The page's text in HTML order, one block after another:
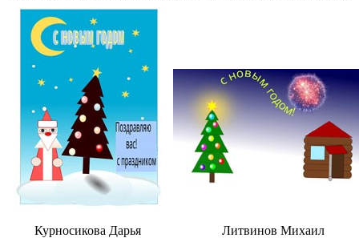
Курносикова Дарья Литвинов Михаил